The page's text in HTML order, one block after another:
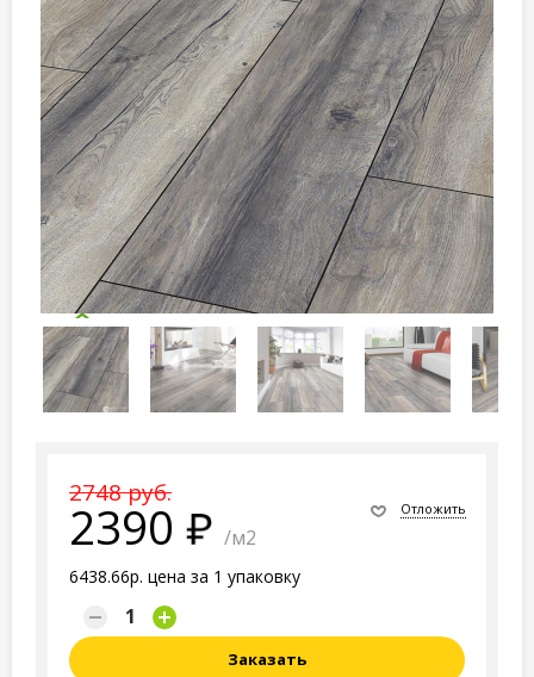
2748 руб.
2390 /м2
6438.66р. цена за 1 упаковку
Отложить
Заказать